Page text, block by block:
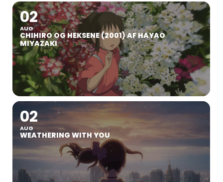
02
AUG
CHIHIRO OG HEKSENE (2001) AF HAYAO
MIYAZAKI
02
AUG
WEATHERING WITH YOU